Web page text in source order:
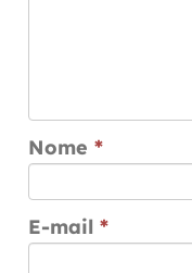
Nome *
E-mail *